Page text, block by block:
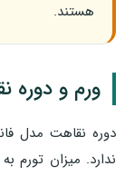
هستند.
ورم و دوره
دوره نقاهت مدل
ندارد. میزان تورم